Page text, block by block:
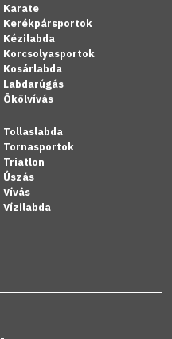
Karate
Kerékpársportok
Kézilabda
Korcsolyasportok
Kosárlabda
Labdarúgás
Ökölvívás
Tollaslabda
Tornasportok
Triatlon
Úszás
Vívás
Vízilabda